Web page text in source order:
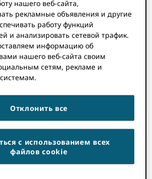
BYROB BLACKBURN
нашего веб-сайта,
рекламные объявления и другие
работу функций
и анализировать сетевой трафик.
информацию об
нашего веб-сайта своим
сетям, рекламе и
Отклонить все
с использованием всех
файлов cookie